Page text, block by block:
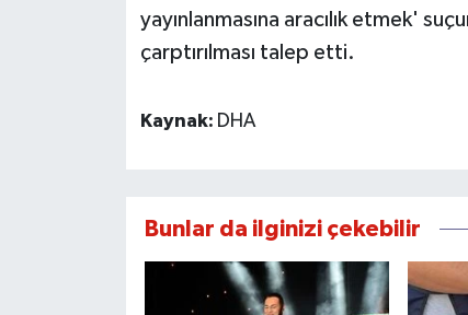
yayınlanmasına aracılık etmek'
çarptırılması talep etti.
Kaynak: DHA
Bunlar da ilginizi çekebilir